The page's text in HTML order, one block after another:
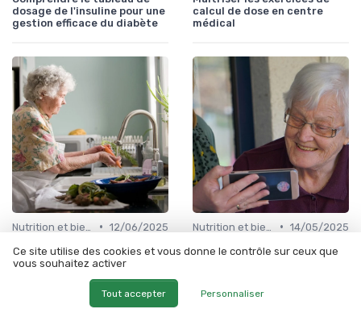
dosage de l'insuline pour une
gestion efficace du diabète
calcul de dose en centre
médical
• 12/06/2025
Acheter des contraceptifs
pour chat en ligne : ce qu'il
faut savoir
• 14/05/2025
Quand la douleur dentaire
persiste mais le dentiste ne
Ce site utilise des cookies et vous donne le contrôle sur ceux que
vous souhaitez activer
Tout accepter Personnaliser